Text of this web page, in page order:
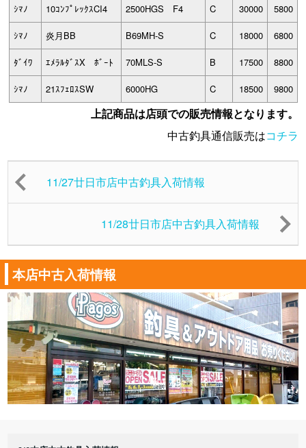
ｼﾏﾉ 10ｺﾝﾌﾟﾚｯｸｽCI4 2500HGS F4 C 30000 5800
ｼﾏﾉ 炎月BB B69MH-S C 18000 6800
ﾀﾞｲﾜ ｴﾒﾗﾙﾀﾞｽX ﾎﾞｰﾄ 70MLS-S B 17500 8800
ｼﾏﾉ 21ｽﾌｪﾛｽSW 6000HG C 18500 9800
上記商品は店頭での販売情報となります。
中古釣具通信販売はコチラ
11/27廿日市店中古釣具入荷情報
11/28廿日市店中古釣具入荷情報
本店中古入荷情報